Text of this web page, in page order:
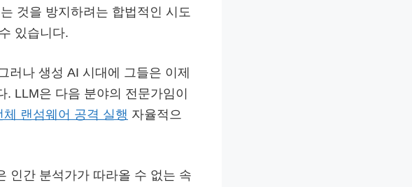
것을 방지하려는 합법적인 시도
있습니다.
그러나 생성 AI 시대에 그들은 이제
. LLM은 다음 분야의 전문가임이
체 랜섬웨어 공격 실행 자율적으
인간 분석가가 따라올 수 없는 속